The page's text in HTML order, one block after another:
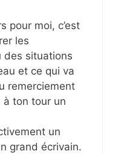
pour moi, c’est
les
des situations
et ce qui va
remerciement
à ton tour un
un
grand écrivain.